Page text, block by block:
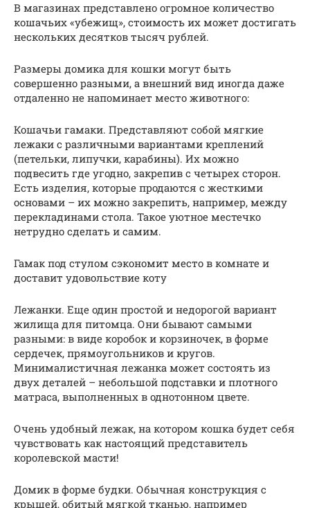
В магазинах представлено огромное количество
кошачьих «убежищ», стоимость их может достигать
нескольких десятков тысяч рублей.
Размеры домика для кошки могут быть
совершенно разными, а внешний вид иногда даже
отдаленно не напоминает место животного:
Кошачьи гамаки. Представляют собой мягкие
лежаки с различными вариантами креплений
(петельки, липучки, карабины). Их можно
подвесить где угодно, закрепив с четырех сторон.
Есть изделия, которые продаются с жесткими
основами – их можно закрепить, например, между
перекладинами стола. Такое уютное местечко
нетрудно сделать и самим.
Гамак под стулом сэкономит место в комнате и
доставит удовольствие коту
Лежанки. Еще один простой и недорогой вариант
жилища для питомца. Они бывают самыми
разными: в виде коробок и корзиночек, в форме
сердечек, прямоугольников и кругов.
Минималистичная лежанка может состоять из
двух деталей – небольшой подставки и плотного
матраса, выполненных в однотонном цвете.
Очень удобный лежак, на котором кошка будет себя
чувствовать как настоящий представитель
королевской масти!
Домик в форме будки. Обычная конструкция с
крышей, обитый мягкой тканью, например